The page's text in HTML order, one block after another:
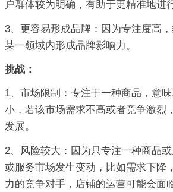
户群体较为明确，有助于更精准地进
3、更容易形成品牌：因为专注度高
某一领域内形成品牌影响力。
挑战：
1、市场限制：专注于一种商品，意
小，若该市场需求不高或者竞争激烈
发展。
2、风险较大：因为只专注一种商品
或服务市场发生变动，比如需求下降
力的竞争对手，店铺的运营可能会面